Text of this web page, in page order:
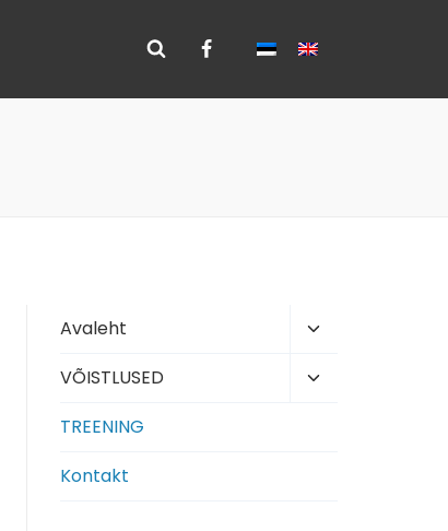
Avaleht
Toggle
menu
VÕISTLUSED
Toggle
TREENING
Kontakt